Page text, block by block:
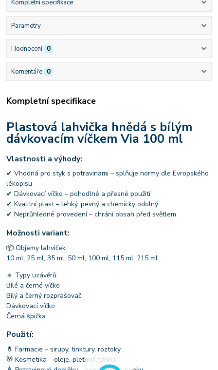
Kompletní specifikace
Parametry
Hodnocení 0
Komentáře 0
Kompletní specifikace
Plastová lahvička hnědá s bílým
dávkovacím víčkem Via 100 ml
Vlastnosti a výhody:
✔ Vhodná pro styk s potravinami – splňuje normy dle Evropského
lékopisu
✔ Dávkovací víčko – pohodlné a přesné použití
✔ Kvalitní plast – lehký, pevný a chemicky odolný
✔ Neprůhledné provedení – chrání obsah před světlem
Možnosti variant:
📦 Objemy lahviček:
10 ml, 25 ml, 35 ml, 50 ml, 100 ml, 115 ml, 215 ml
🔹 Typy uzávěrů:
Bílé a černé víčko
Bílý a černý rozprašovač
Dávkovací víčko
Černá špička
Použití:
💊 Farmacie – sirupy, tinktury, roztoky
💆 Kosmetika – oleje, pleťová tonika